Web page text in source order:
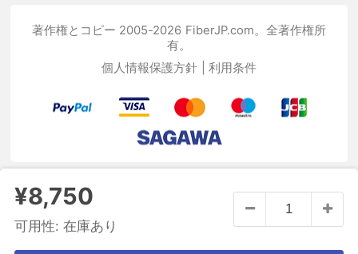
¥8,750
可用性: 在庫あり
著作権とコピー 2005-2026 FiberJP.com。全著作権所
有。
個人情報保護方針
利用条件